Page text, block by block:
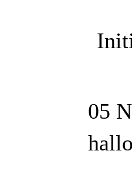
05